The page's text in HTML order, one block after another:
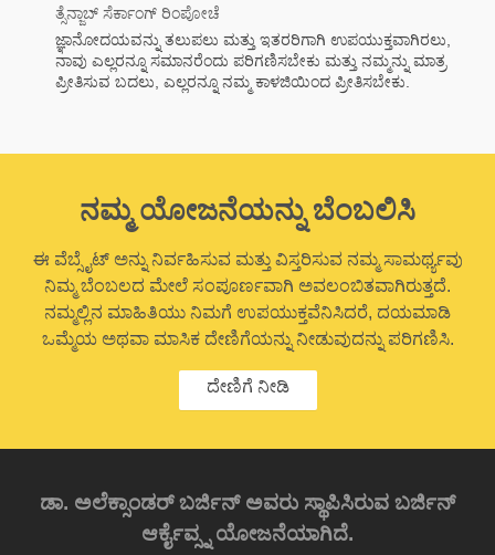
ತ್ಸೆನ್ಜಾಬ್ ಸೆರ್ಕಾಂಗ್ ರಿಂಪೋಚೆ
ಜ್ಞಾನೋದಯವನ್ನು ತಲುಪಲು ಮತ್ತು ಇತರರಿಗಾಗಿ ಉಪಯುಕ್ತವಾಗಿರಲು,
ನಾವು ಎಲ್ಲರನ್ನೂ ಸಮಾನರೆಂದು ಪರಿಗಣಿಸಬೇಕು ಮತ್ತು ನಮ್ಮನ್ನು ಮಾತ್ರ
ಪ್ರೀತಿಸುವ ಬದಲು, ಎಲ್ಲರನ್ನೂ ನಮ್ಮ ಕಾಳಜಿಯಿಂದ ಪ್ರೀತಿಸಬೇಕು.
ನಮ್ಮ ಯೋಜನೆಯನ್ನು ಬೆಂಬಲಿಸಿ
ಈ ವೆಬ್ಸೈಟ್ ಅನ್ನು ನಿರ್ವಹಿಸುವ ಮತ್ತು ವಿಸ್ತರಿಸುವ ನಮ್ಮ ಸಾಮರ್ಥ್ಯವು
ನಿಮ್ಮ ಬೆಂಬಲದ ಮೇಲೆ ಸಂಪೂರ್ಣವಾಗಿ ಅವಲಂಬಿತವಾಗಿರುತ್ತದೆ.
ನಮ್ಮಲ್ಲಿನ ಮಾಹಿತಿಯು ನಿಮಗೆ ಉಪಯುಕ್ತವೆನಿಸಿದರೆ, ದಯಮಾಡಿ
ಒಮ್ಮೆಯ ಅಥವಾ ಮಾಸಿಕ ದೇಣಿಗೆಯನ್ನು ನೀಡುವುದನ್ನು ಪರಿಗಣಿಸಿ.
ದೇಣಿಗೆ ನೀಡಿ
ಡಾ. ಅಲೆಕ್ಸಾಂಡರ್ ಬರ್ಜಿನ್ ಅವರು ಸ್ಥಾಪಿಸಿರುವ ಬರ್ಜಿನ್
ಆರ್ಕೈವ್ಸ್ನ ಯೋಜನೆಯಾಗಿದೆ.